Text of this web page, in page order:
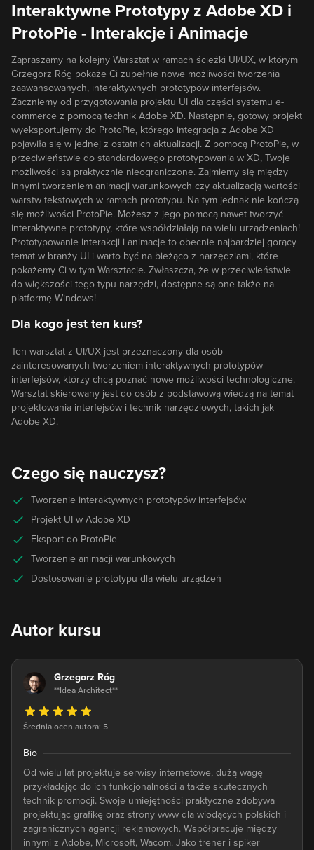
Interaktywne Prototypy z Adobe XD i
ProtoPie - Interakcje i Animacje
Zapraszamy na kolejny Warsztat w ramach ścieżki UI/UX, w którym
Grzegorz Róg pokaże Ci zupełnie nowe możliwości tworzenia
zaawansowanych, interaktywnych prototypów interfejsów.
Zaczniemy od przygotowania projektu UI dla części systemu e-
commerce z pomocą technik Adobe XD. Następnie, gotowy projekt
wyeksportujemy do ProtoPie, którego integracja z Adobe XD
pojawiła się w jednej z ostatnich aktualizacji. Z pomocą ProtoPie, w
przeciwieństwie do standardowego prototypowania w XD, Twoje
możliwości są praktycznie nieograniczone. Zajmiemy się między
innymi tworzeniem animacji warunkowych czy aktualizacją wartości
warstw tekstowych w ramach prototypu. Na tym jednak nie kończą
się możliwości ProtoPie. Możesz z jego pomocą nawet tworzyć
interaktywne prototypy, które współdziałają na wielu urządzeniach!
Prototypowanie interakcji i animacje to obecnie najbardziej gorący
temat w branży UI i warto być na bieżąco z narzędziami, które
pokażemy Ci w tym Warsztacie. Zwłaszcza, że w przeciwieństwie
do większości tego typu narzędzi, dostępne są one także na
platformę Windows!
Dla kogo jest ten kurs?
Ten warsztat z UI/UX jest przeznaczony dla osób
zainteresowanych tworzeniem interaktywnych prototypów
interfejsów, którzy chcą poznać nowe możliwości technologiczne.
Warsztat skierowany jest do osób z podstawową wiedzą na temat
projektowania interfejsów i technik narzędziowych, takich jak
Adobe XD.
Czego się nauczysz?
Tworzenie interaktywnych prototypów interfejsów
Projekt UI w Adobe XD
Eksport do ProtoPie
Tworzenie animacji warunkowych
Dostosowanie prototypu dla wielu urządzeń
Autor kursu
Grzegorz Róg
**Idea Architect**
Średnia ocen autora: 5
Bio
Od wielu lat projektuje serwisy internetowe, dużą wagę
przykładając do ich funkcjonalności a także skutecznych
technik promocji. Swoje umiejętności praktyczne zdobywa
projektując grafikę oraz strony www dla wiodących polskich i
zagranicznych agencji reklamowych. Współpracuje między
innymi z Adobe, Microsoft, Wacom. Jako trener i spiker